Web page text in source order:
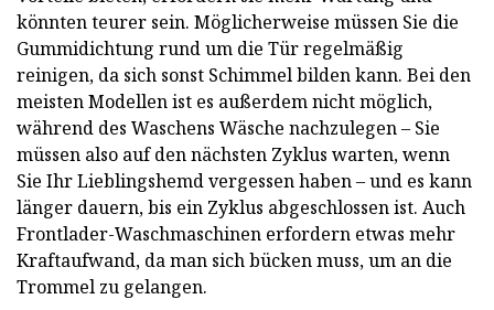
könnten teurer sein. Möglicherweise müssen Sie die
Gummidichtung rund um die Tür regelmäßig
reinigen, da sich sonst Schimmel bilden kann. Bei den
meisten Modellen ist es außerdem nicht möglich,
während des Waschens Wäsche nachzulegen – Sie
müssen also auf den nächsten Zyklus warten, wenn
Sie Ihr Lieblingshemd vergessen haben – und es kann
länger dauern, bis ein Zyklus abgeschlossen ist. Auch
Frontlader-Waschmaschinen erfordern etwas mehr
Kraftaufwand, da man sich bücken muss, um an die
Trommel zu gelangen.